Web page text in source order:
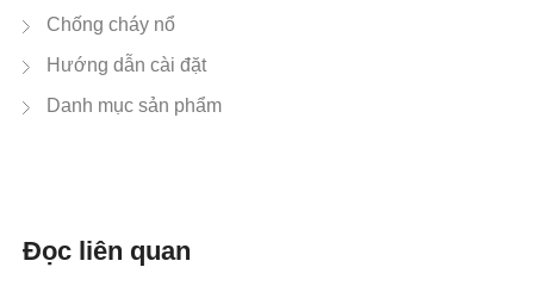
Chống cháy nổ
Hướng dẫn cài đặt
Danh mục sản phẩm
Đọc liên quan